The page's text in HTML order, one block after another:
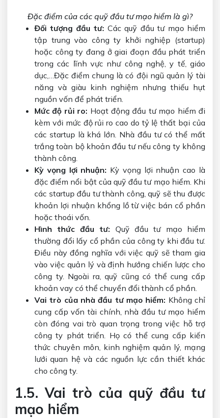
Đặc điểm của các quỹ đầu tư mạo hiểm là gì?
Đối tượng đầu tư: Các quỹ đầu tư mạo hiểm
tập trung vào công ty khởi nghiệp (startup)
hoặc công ty đang ở giai đoạn đầu phát triển
trong các lĩnh vực như công nghệ, y tế, giáo
dục,…Đặc điểm chung là có đội ngũ quản lý tài
năng và giàu kinh nghiệm nhưng thiếu hụt
nguồn vốn để phát triển.
Mức độ rủi ro: Hoạt động đầu tư mạo hiểm đi
kèm với mức độ rủi ro cao do tỷ lệ thất bại của
các startup là khá lớn. Nhà đầu tư có thể mất
trắng toàn bộ khoản đầu tư nếu công ty không
thành công.
Kỳ vọng lợi nhuận: Kỳ vọng lợi nhuận cao là
đặc điểm nổi bật của quỹ đầu tư mạo hiểm. Khi
các startup đầu tư thành công, quỹ sẽ thu được
khoản lợi nhuận khổng lồ từ việc bán cổ phần
hoặc thoái vốn.
Hình thức đầu tư: Quỹ đầu tư mạo hiểm
thường đổi lấy cổ phần của công ty khi đầu tư.
Điều này đồng nghĩa với việc quỹ sẽ tham gia
vào việc quản lý và định hướng chiến lược cho
công ty. Ngoài ra, quỹ cũng có thể cung cấp
khoản vay có thể chuyển đổi thành cổ phần.
Vai trò của nhà đầu tư mạo hiểm: Không chỉ
cung cấp vốn tài chính, nhà đầu tư mạo hiểm
còn đóng vai trò quan trọng trong việc hỗ trợ
công ty phát triển. Họ có thể cung cấp kiến
thức chuyên môn, kinh nghiệm quản lý, mạng
lưới quan hệ và các nguồn lực cần thiết khác
cho công ty.
1.5. Vai trò của quỹ đầu tư
mạo hiểm